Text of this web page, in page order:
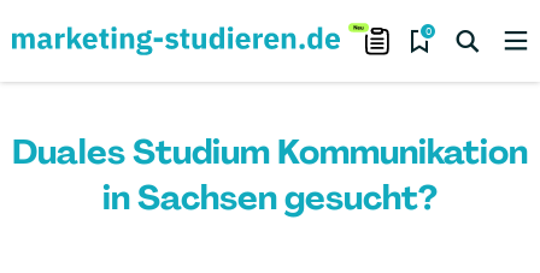
0
Duales Studium Kommunikation
in Sachsen gesucht?